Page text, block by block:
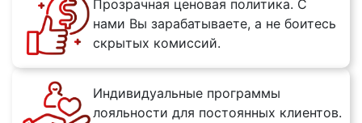
Прозрачная ценовая политика. С
нами Вы зарабатываете, а не боитесь
скрытых комиссий.
Индивидуальные программы
лояльности для постоянных клиентов.